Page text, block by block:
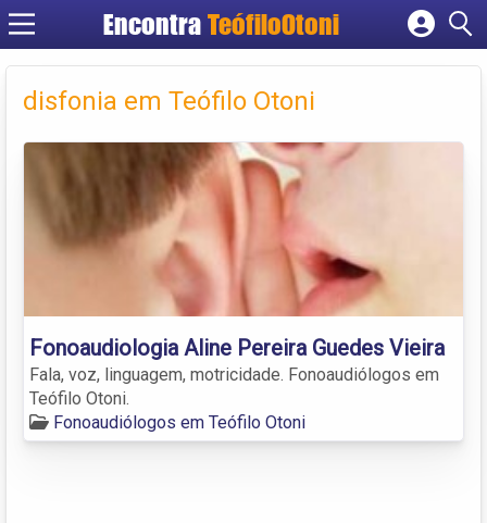
Encontra TeófiloOtoni
Cadastrar empresa
Criar conta
disfonia em Teófilo Otoni
Fonoaudiologia Aline Pereira Guedes Vieira
Fala, voz, linguagem, motricidade. Fonoaudiólogos em
Teófilo Otoni.
Fonoaudiólogos em Teófilo Otoni